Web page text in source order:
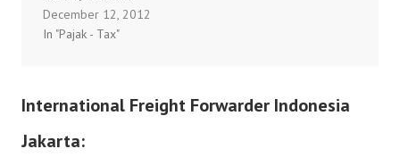
PAJAK
Pajak dan dengan
Pengisian Keterangan,
Prosedur
Cara Pembetulan Atau
Cara Pembatalan Faktur
December 12, 2012
In "Pajak - Tax"
International Freight Forwarder Indonesia
Jakarta: